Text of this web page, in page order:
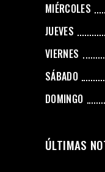
MIÉRCOLES
JUEVES
VIERNES
SÁBADO
DOMINGO
ÚLTIMAS